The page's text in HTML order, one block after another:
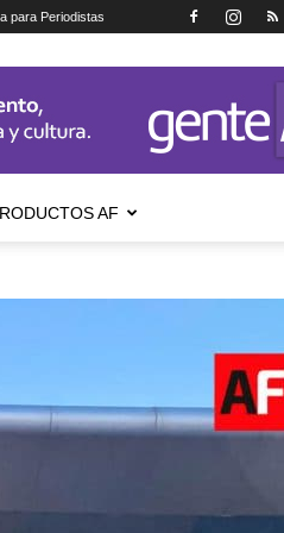
para Periodistas
AF